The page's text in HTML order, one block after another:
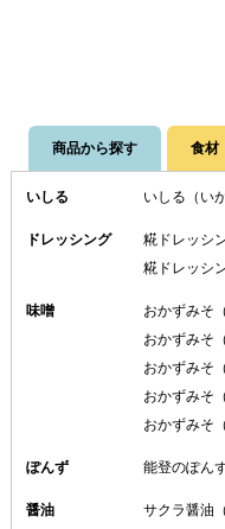
商品から探す 食材
いしる いしる（いか
ドレッシング
糀ドレッシ
糀ドレッシ
味噌
おかずみそ
おかずみそ
おかずみそ
おかずみそ
おかずみそ
ぽんず 能登のぽん
醤油 サクラ醤油